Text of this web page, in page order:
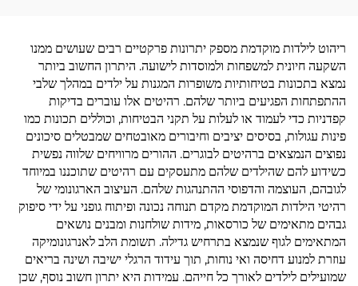
ריהוט לילדות מוקדמת מספק יתרונות פרקטיים רבים שעושים ממנו
השקעה חיונית למשפחות ולמוסדות לישועה. היתרון החשוב ביותר
נמצא בתכונות בטיחותיות משופרות המגנות על ילדים במהלך שלבי
ההתפתחות הפגיעים ביותר שלהם. רהיטים אלו עוברים בדיקות
קפדניות כדי לעמוד או לעלות על תקני הבטיחות, וכוללים תכונות כמו
פינות עגולות, בסיסים יציבים וחיבורים מאובטחים שמבטלים סיכונים
נפוצים הנמצאים ברהיטים לבוגרים. ההורים מרוויחים שלווה נפשית
כשידוע להם שהילדים שלהם מתעסקים עם רהיטים שתוכננו במיוחד
לגובהם, העוצמה והדפוסי ההתנהגות שלהם. העיצוב הארגונומי של
רהיטי הילדות המוקדמת מקדם תנוחה נכונה ופיתוח גופני על ידי סיפוק
גבהים מתאימים של כורסאות, מידות שולחנות ומבנים נושאים
המתאימים לגוף שנמצא בתרחיש גדילה. תשומת הלב לאנרגונומיקה
עוזרת למנוע דחיסה ואי נוחות, תוך עידוד הרגלי ישיבה ושינה בריאים
שמועילים לילדים לאורך כל חייהם. עמידות היא יתרון חשוב נוסף, שכן